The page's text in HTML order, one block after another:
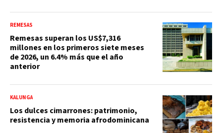
REMESAS
Remesas superan los US$7,316
millones en los primeros siete meses
de 2026, un 6.4% más que el año
anterior
KALUNGA
Los dulces cimarrones: patrimonio,
resistencia y memoria afrodominicana